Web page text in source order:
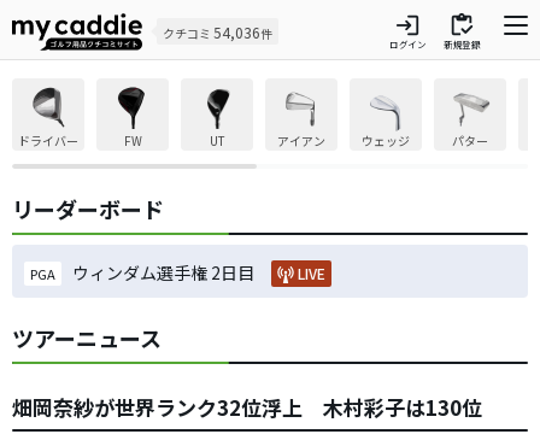
クチコミ 54,036件 login
ログイン
inventory
新規登録
ドライバー FW UT アイアン ウェッジ パター
リーダーボード
PGA ウィンダム選手権 2日目 LIVE
ツアーニュース
畑岡奈紗が世界ランク32位浮上 木村彩子は130位